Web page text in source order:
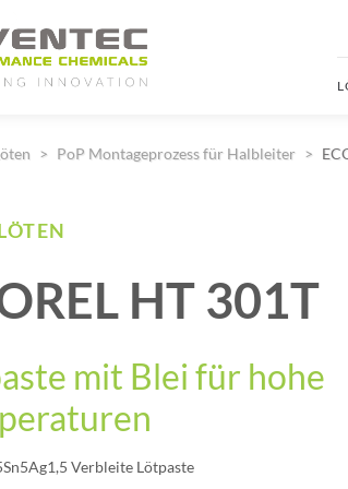
PoP Montageprozess für Halbleiter
HT 301T
mit Blei für hohe
Verbleite Lötpaste